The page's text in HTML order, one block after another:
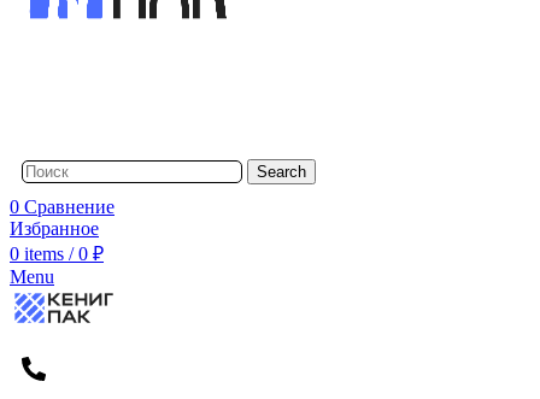
Search
0 Сравнение
Избранное
0 items / 0 ₽
Menu